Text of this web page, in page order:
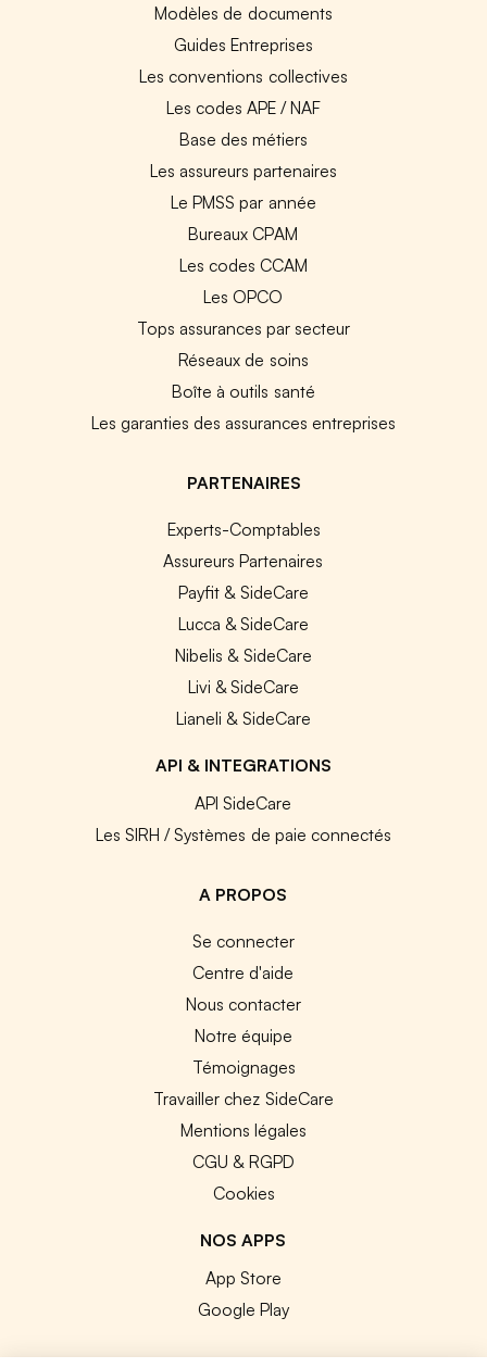
Modèles de documents
Guides Entreprises
Les conventions collectives
Les codes APE / NAF
Base des métiers
Les assureurs partenaires
Le PMSS par année
Bureaux CPAM
Les codes CCAM
Les OPCO
Tops assurances par secteur
Réseaux de soins
Boîte à outils santé
Les garanties des assurances entreprises
PARTENAIRES
Experts-Comptables
Assureurs Partenaires
Payfit & SideCare
Lucca & SideCare
Nibelis & SideCare
Livi & SideCare
Lianeli & SideCare
API & INTEGRATIONS
API SideCare
Les SIRH / Systèmes de paie connectés
A PROPOS
Se connecter
Centre d'aide
Nous contacter
Notre équipe
Témoignages
Travailler chez SideCare
Mentions légales
CGU & RGPD
Cookies
NOS APPS
App Store
Google Play